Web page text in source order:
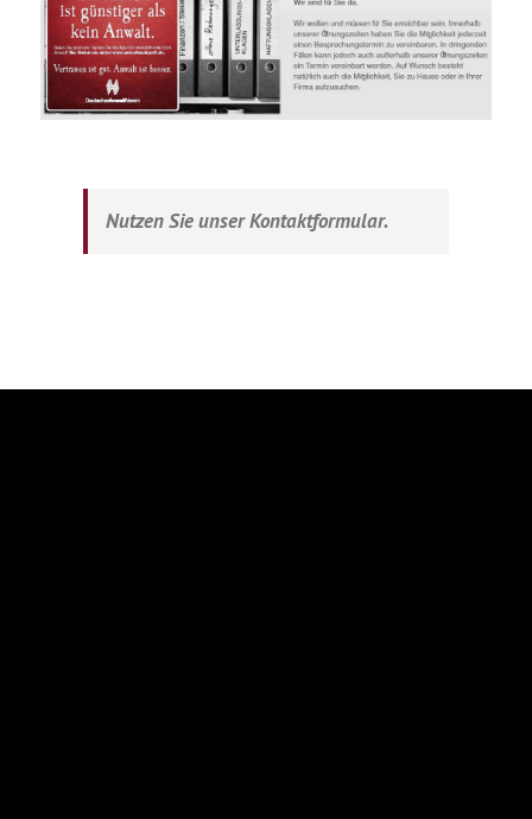
Nutzen Sie unser Kontaktformular.